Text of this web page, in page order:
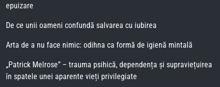
epuizare
De ce unii oameni confundă salvarea cu iubirea
Arta de a nu face nimic: odihna ca formă de igienă mintală
„Patrick Melrose” – trauma psihică, dependența și supraviețuirea
în spatele unei aparente vieți privilegiate